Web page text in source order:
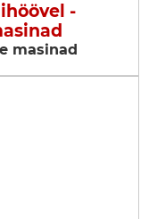
-
masinad